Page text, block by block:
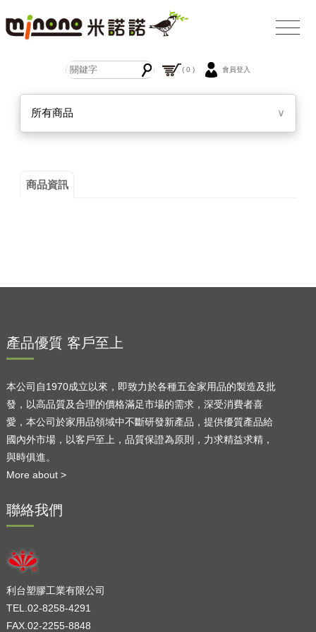
( 0 ) 會員登入
所有商品 ∨
商品資訊
產品優質 客戶至上
本公司自1970成立以來，即致力於各種五金家用品的製造及批
發，以高品質及合理的價格滿足市場的需求，深受消費者喜
愛，本公司於家用品領域中不斷研發新產品，提供優質產品給
國內外市場，以客戶至上，品質保證為原則，力求精益求精，
與時俱進。
More about >
聯絡我們
利台塑膠工業有限公司
TEL.02-8258-4291
FAX.02-2255-8848